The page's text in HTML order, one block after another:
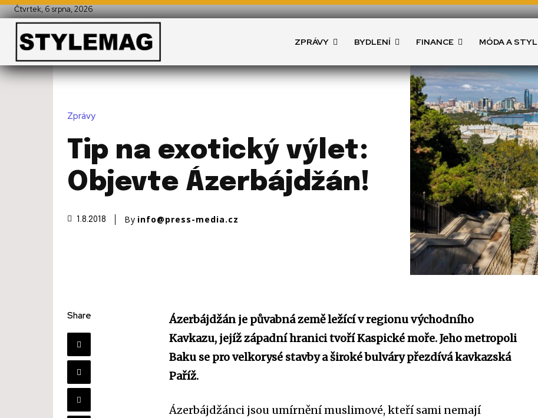
Čtvrtek, 6 srpna, 2026
ZPRÁVY BYDLENÍ FINANCE MÓDA A STYL
Zprávy
Tip na exotický výlet:
Objevte Ázerbájdžán!
1.8.2018 By info@press-media.cz
Share
Ázerbájdžán je půvabná země ležící v regionu východního
Kavkazu, jejíž západní hranici tvoří Kaspické moře. Jeho metropoli
Baku se pro velkorysé stavby a široké bulváry přezdívá kavkazská
Paříž.
Ázerbájdžánci jsou umírnění muslimové, kteří sami nemají